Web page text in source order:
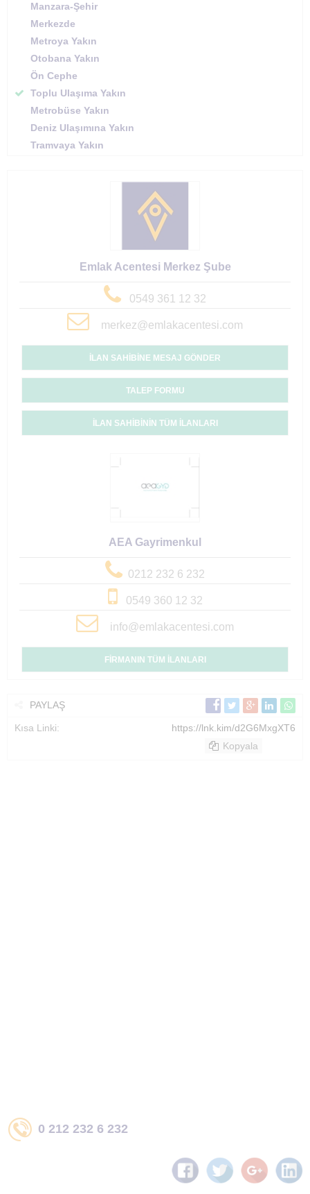
Manzara-Şehir
Merkezde
Metroya Yakın
Otobana Yakın
Ön Cephe
Toplu Ulaşıma Yakın
Metrobüse Yakın
Deniz Ulaşımına Yakın
Tramvaya Yakın
Emlak Acentesi Merkez Şube
0549 361 12 32
merkez@emlakacentesi.com
İLAN SAHİBİNE MESAJ GÖNDER
TALEP FORMU
İLAN SAHİBİNİN TÜM İLANLARI
AEA Gayrimenkul
0212 232 6 232
0549 360 12 32
info@emlakacentesi.com
FİRMANIN TÜM İLANLARI
PAYLAŞ
Kısa Linki:
https://lnk.kim/d2G6MxgXT6
Kopyala
0 212 232 6 232